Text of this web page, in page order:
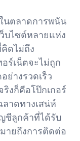
นตลาดการพนัน
บไซต์หลายแห่ง
ดไม่ถึง
ร์เน็ตจะไม่ถูก
ย่างรวดเร็ว
ก็คือโป๊กเกอร์
าดทางเสน่ห์
ชีลูกค้าที่ได้รับ
ยถึงการติดต่อ